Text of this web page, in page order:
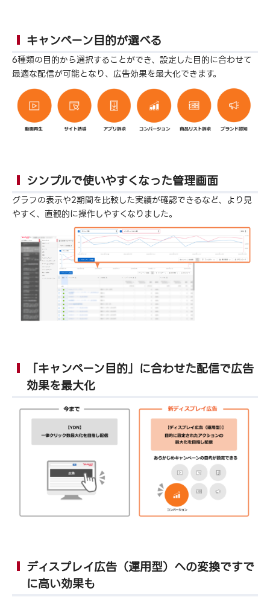
キャンペーン目的が選べる
6種類の目的から選択することができ、設定した目的に合わせて
最適な配信が可能となり、広告効果を最大化できます。
シンプルで使いやすくなった管理画面
グラフの表示や2期間を比較した実績が確認できるなど、より見
やすく、直観的に操作しやすくなりました。
「キャンペーン目的」に合わせた配信で広告
効果を最大化
ディスプレイ広告（運用型）への変換ですで
に高い効果も